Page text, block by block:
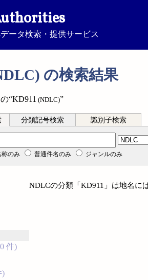
ータ検索・提供サービス
の検索結果
“KD911 (NDLC)”
分類記号検索 識別子検索
称のみ 普通件名のみ ジャンルのみ
件)
)
NDLCの分類「KD911」は地名に